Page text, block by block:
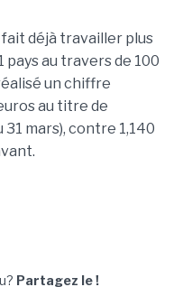
fait déjà travailler plus
pays au travers de 100
un chiffre
au titre de
31 mars), contre 1,140
Partagez le !